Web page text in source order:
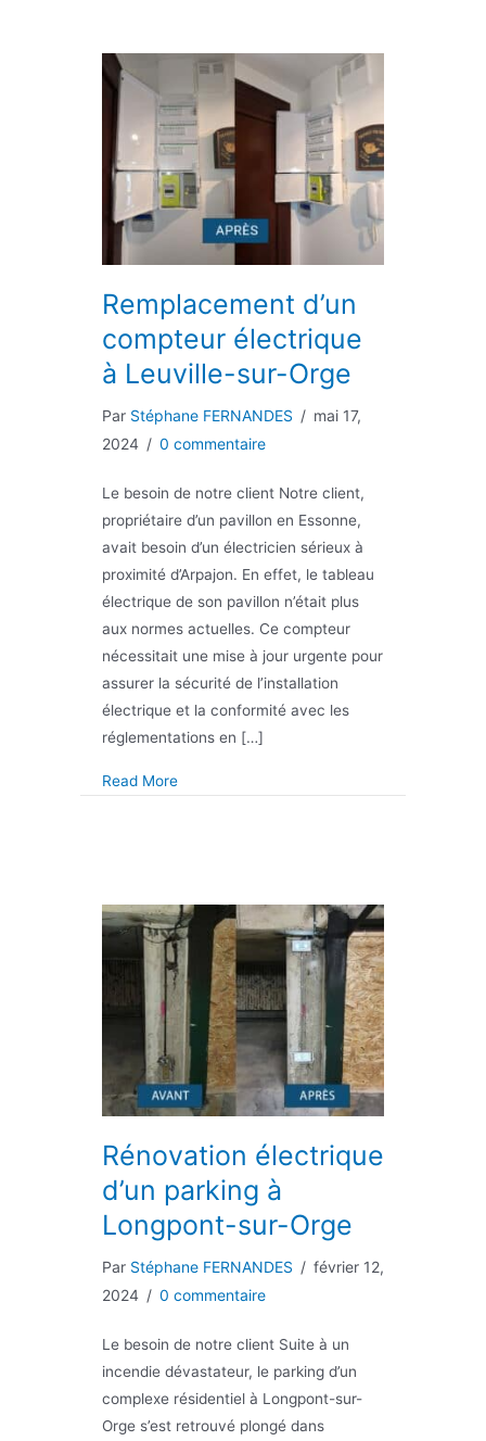
Remplacement d’un
compteur électrique
à Leuville-sur-Orge
Par Stéphane FERNANDES / mai 17,
2024 / 0 commentaire
Le besoin de notre client Notre client,
propriétaire d’un pavillon en Essonne,
avait besoin d’un électricien sérieux à
proximité d’Arpajon. En effet, le tableau
électrique de son pavillon n’était plus
aux normes actuelles. Ce compteur
nécessitait une mise à jour urgente pour
assurer la sécurité de l’installation
électrique et la conformité avec les
réglementations en […]
Read Moreabout Remplacement d’un compteur
Rénovation électrique
d’un parking à
Longpont-sur-Orge
Par Stéphane FERNANDES / février 12,
2024 / 0 commentaire
Le besoin de notre client Suite à un
incendie dévastateur, le parking d’un
complexe résidentiel à Longpont-sur-
Orge s’est retrouvé plongé dans